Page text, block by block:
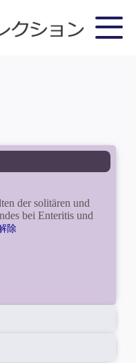
der solitären und
bei Enteritis und
除